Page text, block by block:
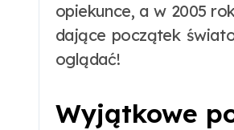
opiekunce, a w 2005
dające początek
oglądać!
Wyjątkowe